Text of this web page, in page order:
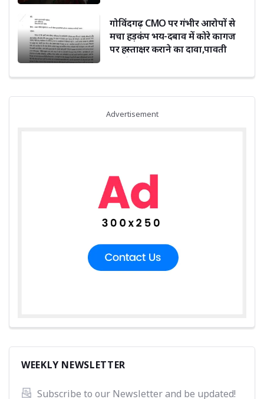
गोविंदगढ़ CMO पर गंभीर आरोपों से
मचा हड़कंप भय-दबाव में कोरे कागज
पर हस्ताक्षर कराने का दावा,पावती
Advertisement
WEEKLY NEWSLETTER
Subscribe to our Newsletter and be updated!